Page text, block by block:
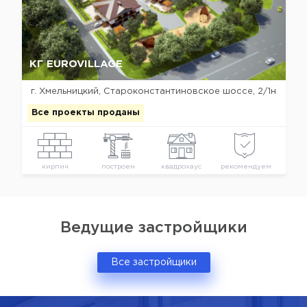
КГ EUROVILLAGE
г. Хмельницкий, Староконстантиновское шоссе, 2/1н
Все проекты проданы
кирпич построен квадрохаус рекомендуем
Да, удалить Отмена
Ведущие застройщики
Все застройщики